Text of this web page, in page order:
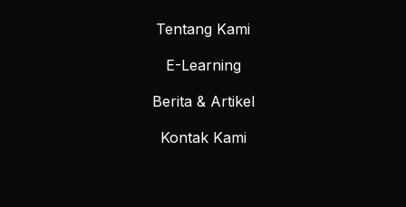
Tentang Kami
E-Learning
Berita & Artikel
Kontak Kami